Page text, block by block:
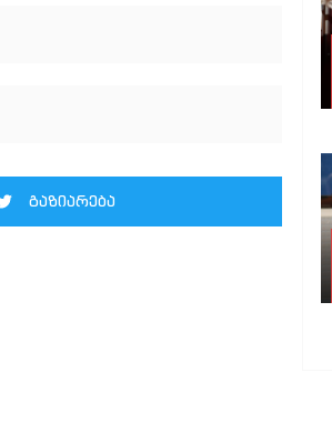
გაზიარება